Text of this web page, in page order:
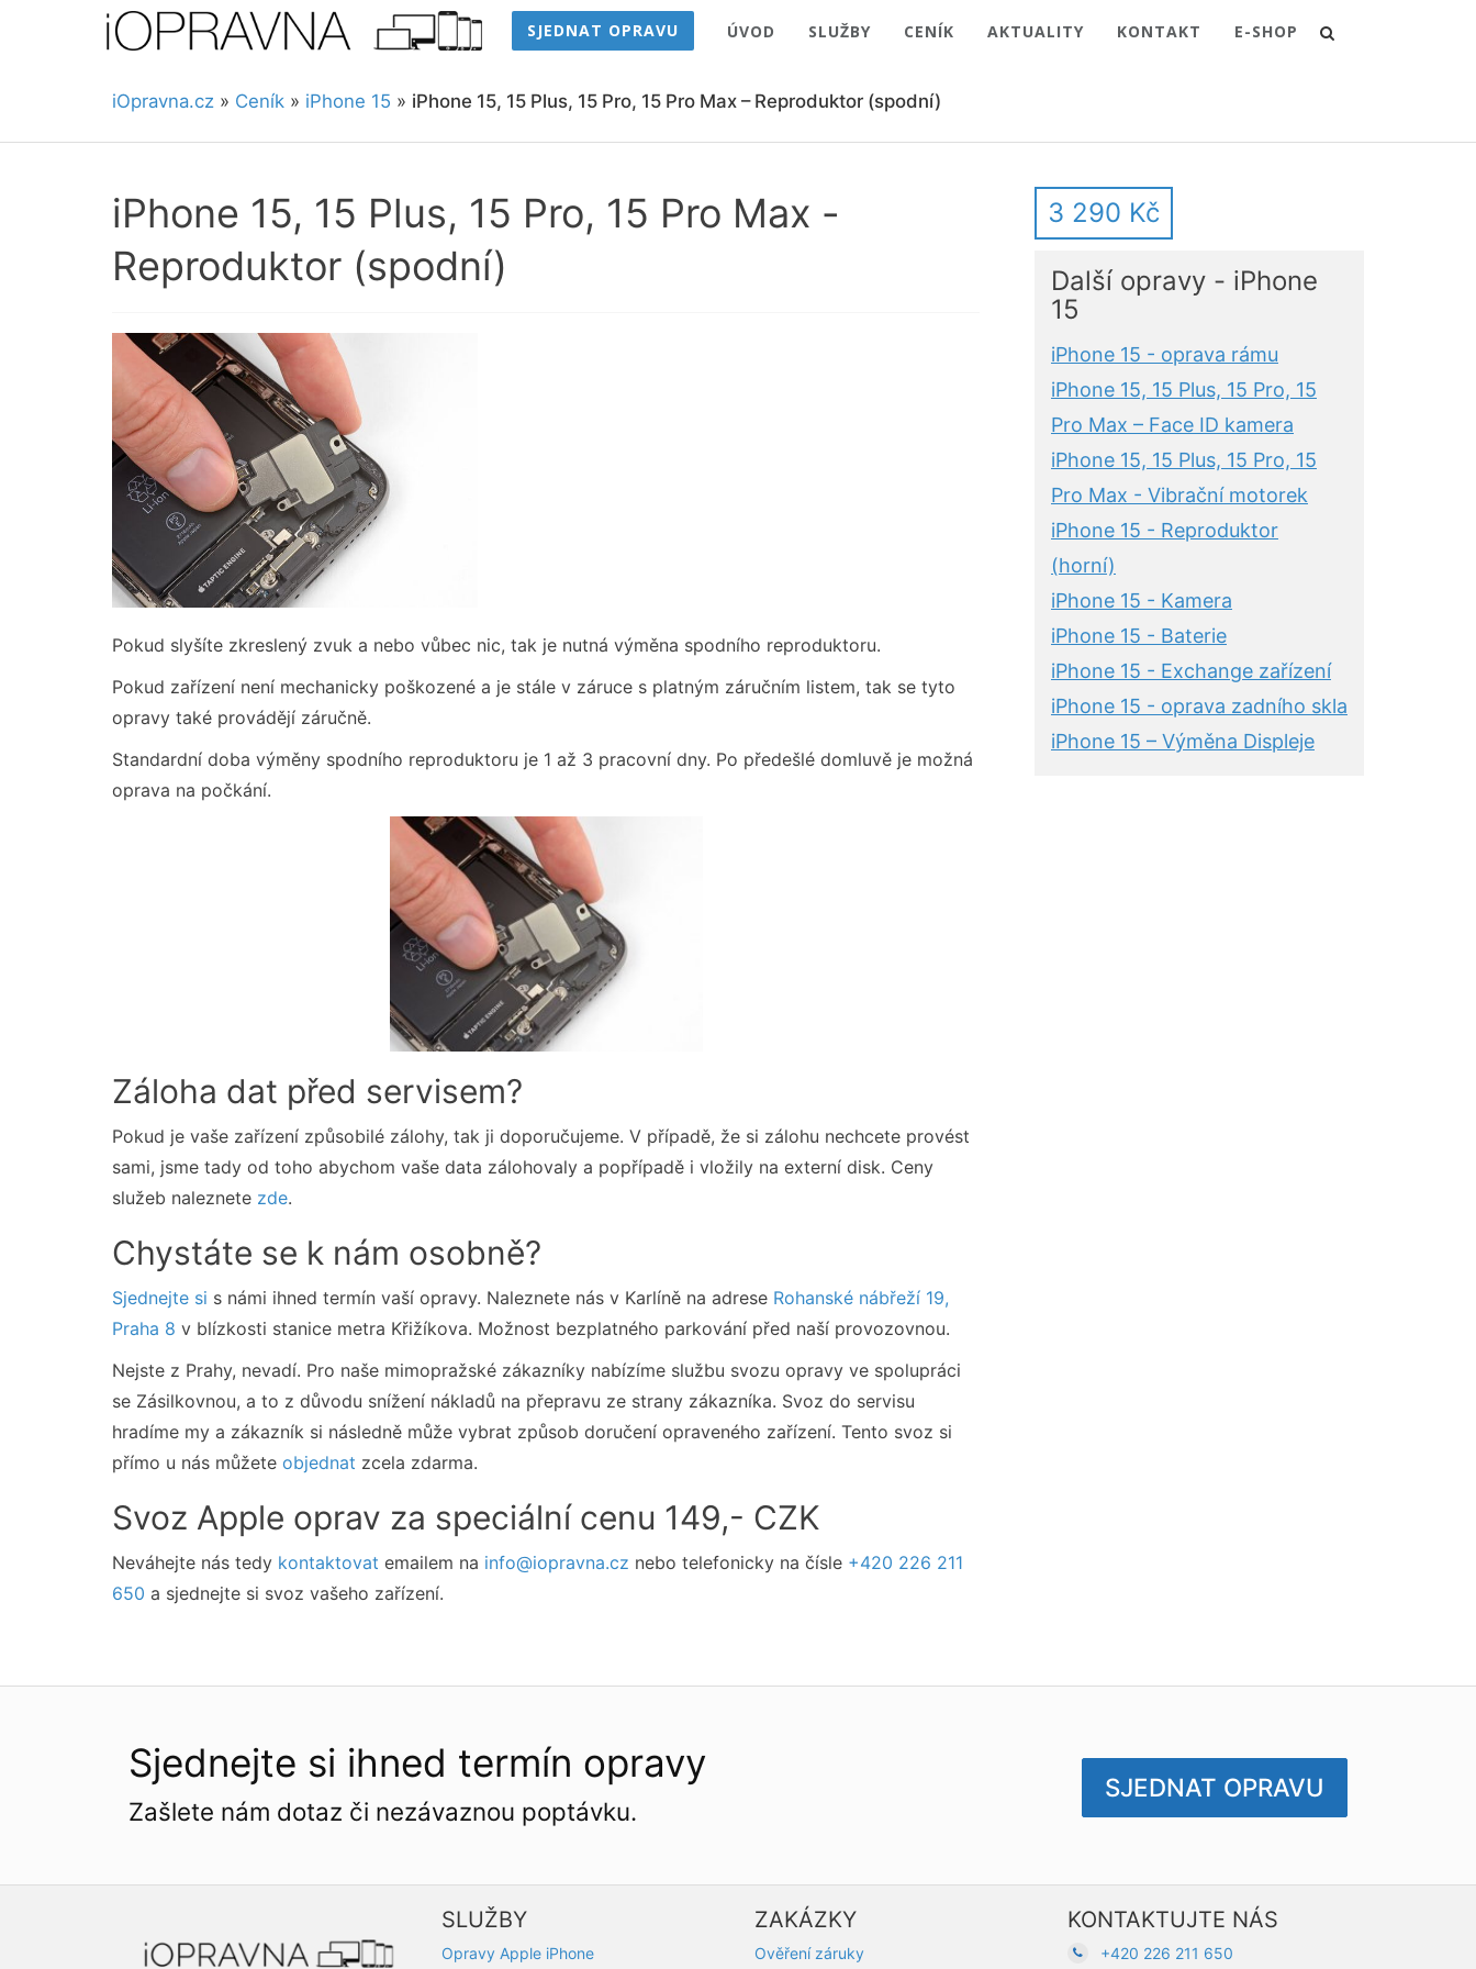
SJEDNAT OPRAVU ÚVOD SLUŽBY CENÍK AKTUALITY KONTAKT E-SHOP
iOpravna.cz » Ceník » iPhone 15 » iPhone 15, 15 Plus, 15 Pro, 15 Pro Max – Reproduktor (spodní)
iPhone 15, 15 Plus, 15 Pro, 15 Pro Max -
Reproduktor (spodní)
Pokud slyšíte zkreslený zvuk a nebo vůbec nic, tak je nutná výměna spodního reproduktoru.
Pokud zařízení není mechanicky poškozené a je stále v záruce s platným záručním listem, tak se tyto
opravy také provádějí záručně.
Standardní doba výměny spodního reproduktoru je 1 až 3 pracovní dny. Po předešlé domluvě je možná
oprava na počkání.
Záloha dat před servisem?
Pokud je vaše zařízení způsobilé zálohy, tak ji doporučujeme. V případě, že si zálohu nechcete provést
sami, jsme tady od toho abychom vaše data zálohovaly a popřípadě i vložily na externí disk. Ceny
služeb naleznete zde.
Chystáte se k nám osobně?
Sjednejte si s námi ihned termín vaší opravy. Naleznete nás v Karlíně na adrese Rohanské nábřeží 19,
Praha 8 v blízkosti stanice metra Křižíkova. Možnost bezplatného parkování před naší provozovnou.
Nejste z Prahy, nevadí. Pro naše mimopražské zákazníky nabízíme službu svozu opravy ve spolupráci
se Zásilkovnou, a to z důvodu snížení nákladů na přepravu ze strany zákazníka. Svoz do servisu
hradíme my a zákazník si následně může vybrat způsob doručení opraveného zařízení. Tento svoz si
přímo u nás můžete objednat zcela zdarma.
Svoz Apple oprav za speciální cenu 149,- CZK
Neváhejte nás tedy kontaktovat emailem na info@iopravna.cz nebo telefonicky na čísle +420 226 211
650 a sjednejte si svoz vašeho zařízení.
3 290 Kč
Další opravy - iPhone
15
iPhone 15 - oprava rámu
iPhone 15, 15 Plus, 15 Pro, 15
Pro Max – Face ID kamera
iPhone 15, 15 Plus, 15 Pro, 15
Pro Max - Vibrační motorek
iPhone 15 - Reproduktor
(horní)
iPhone 15 - Kamera
iPhone 15 - Baterie
iPhone 15 - Exchange zařízení
iPhone 15 - oprava zadního skla
iPhone 15 – Výměna Displeje
Sjednejte si ihned termín opravy
Zašlete nám dotaz či nezávaznou poptávku.
SJEDNAT OPRAVU
SLUŽBY
Opravy Apple iPhone
ZAKÁZKY
Ověření záruky
KONTAKTUJTE NÁS
+420 226 211 650